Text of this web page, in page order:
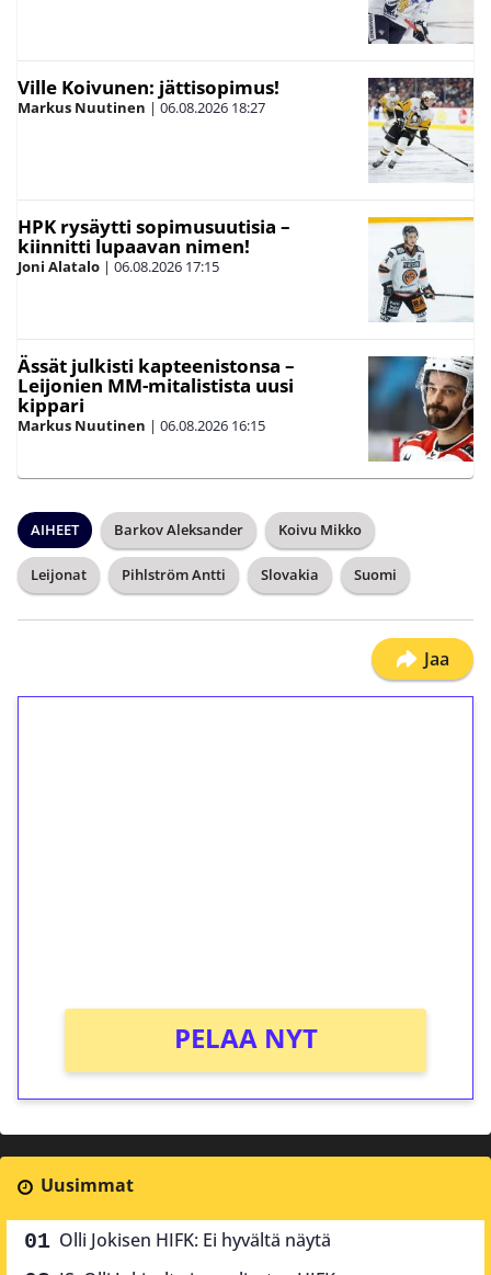
Ville Koivunen: jättisopimus!
Markus Nuutinen | 06.08.2026 18:27
HPK rysäytti sopimusuutisia –
kiinnitti lupaavan nimen!
Joni Alatalo | 06.08.2026 17:15
Ässät julkisti kapteenistonsa –
Leijonien MM-mitalistista uusi
kippari
Markus Nuutinen | 06.08.2026 16:15
AIHEET Barkov Aleksander Koivu Mikko
Leijonat Pihlström Antti Slovakia Suomi
Jaa
PELAA NYT
Uusimmat
Olli Jokisen HIFK: Ei hyvältä näytä